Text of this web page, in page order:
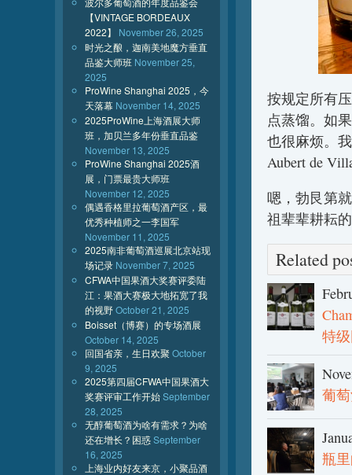
按规定所有
点蒸馏。如
也很麻烦。
Aubert de
嗯，勃艮第
祖辈辈耕耘
Related
特
葡
瓶
【VINTAGE BORDEAUX
2022】
November 26, 2025
时光之酿，迦南美地魔方垂直
品鉴大师班 November 25,
2025
ProWine Shanghai 2025，今
天落幕 November 14, 2025
2025ProWine上海酒展大师
班，加贝兰多年份垂直品鉴
November 13, 2025
ProWine Shanghai 2025酒
展，门票最贵大师班
November 12, 2025
偶遇香格里拉葡萄酒产区，最
优秀种植师之一李国军
November 11, 2025
2025南非葡萄酒巡展北京站现
场记录 November 7, 2025
CFWA中国果酒大奖赛评委陆
江：果酒大赛极大地拓宽了我
的视野October 21, 2025
Boisset（博赛）的专场酒展
October 14, 2025
回国省亲，生日欢聚 October
9, 2025
2025第四届CFWA中国果酒大
奖赛评审工作开始September
28, 2025
无醇葡萄酒为啥有需求？为啥
还在增长？困惑September
16, 2025
上海业内好友来京，小聚品酒